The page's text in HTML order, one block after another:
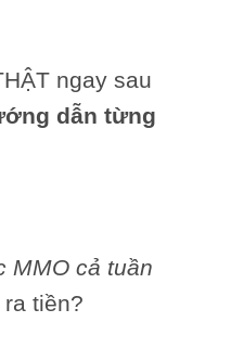
ngay sau
dẫn từng
MMO cả tuần
tiền?